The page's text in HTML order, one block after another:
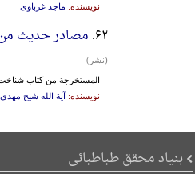
نویسنده: ماجد غرباوی
۶۲. مصادر حدیث من
(نشر)
المستخرجة من کتاب شناخت
نویسنده: آیة الله شیخ مهدی
بنیاد محقق طباطبائی